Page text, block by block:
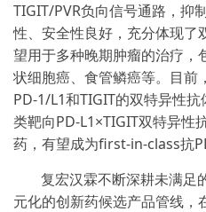
TIGIT/PVR负向信号通路，抑
性、安全性良好，充分体现了
望用于多种晚期肿瘤的治疗，
状细胞癌、食管鳞癌等。目前
PD-1/L1和TIGIT的双特异性抗
类靶向PD-L1×TIGIT双特异性
药，有望成为first-in-class抗
复宏汉霖不断深耕未满足
元化的创新药候选产品管线，